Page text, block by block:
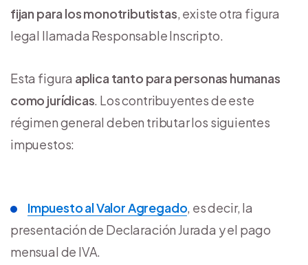
fijan para los monotributistas, existe otra figura
legal llamada Responsable Inscripto.
Esta figura aplica tanto para personas humanas
como jurídicas. Los contribuyentes de este
régimen general deben tributar los siguientes
impuestos:
Impuesto al Valor Agregado, es decir, la
presentación de Declaración Jurada y el pago
mensual de IVA.